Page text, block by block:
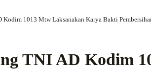
Kodim 1013 Mtw Laksanakan Karya Bakti
TNI AD Kodim